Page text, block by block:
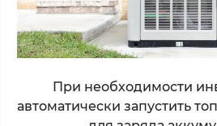
При необходимости
автоматически запустить